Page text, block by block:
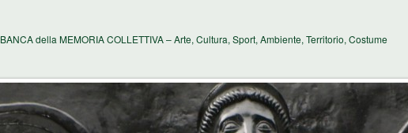
BANCA della MEMORIA COLLETTIVA – Arte, Cultura, Sport, Ambiente, Territorio, Costume